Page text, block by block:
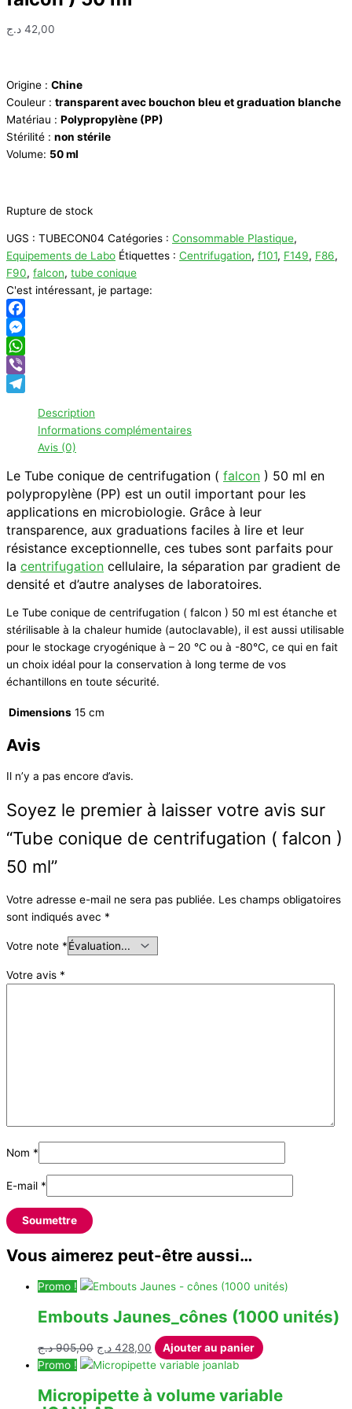
42,00 د.ج
Origine : Chine
Couleur : transparent avec bouchon bleu et graduation blanche
Matériau : Polypropylène (PP)
Stérilité : non stérile
Volume: 50 ml
Rupture de stock
UGS : TUBECON04 Catégories : Consommable Plastique,
Equipements de Labo Étiquettes : Centrifugation, f101, F149, F86,
F90, falcon, tube conique
C'est intéressant, je partage:
Facebook
Messenger
WhatsApp
Viber
Description
Informations complémentaires
Avis (0)
Le Tube conique de centrifugation ( falcon ) 50 ml en
polypropylène (PP) est un outil important pour les
applications en microbiologie. Grâce à leur
transparence, aux graduations faciles à lire et leur
résistance exceptionnelle, ces tubes sont parfaits pour
la centrifugation cellulaire, la séparation par gradient de
densité et d’autre analyses de laboratoires.
Le Tube conique de centrifugation ( falcon ) 50 ml est étanche et
stérilisable à la chaleur humide (autoclavable), il est aussi utilisable
pour le stockage cryogénique à – 20 °C ou à -80°C, ce qui en fait
un choix idéal pour la conservation à long terme de vos
échantillons en toute sécurité.
Dimensions 15 cm
Avis
Il n’y a pas encore d’avis.
Soyez le premier à laisser votre avis sur
“Tube conique de centrifugation ( falcon )
50 ml”
Votre adresse e-mail ne sera pas publiée. Les champs obligatoires
sont indiqués avec *
Votre note *
Votre avis *
Nom *
E-mail *
Vous aimerez peut-être aussi…
Promo !
Embouts Jaunes_cônes (1000 unités)
905,00 د.ج
Le
prix
était :
428,00 د.ج
Le
prix
est :
Ajouter au panier
Promo !
Micropipette à volume variable